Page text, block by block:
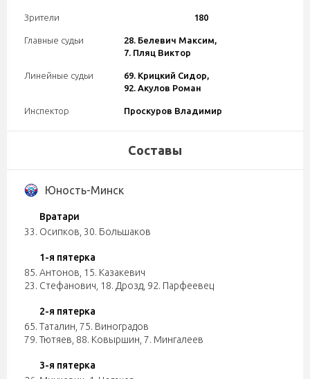
Зрители 180
Главные судьи
28. Белевич Максим,
7. Пляц Виктор
Линейные судьи
69. Крицкий Сидор,
92. Акулов Роман
Инспектор Проскуров Владимир
Составы
Юность-Минск
Вратари
33. Осипков 30. Большаков
1-я пятерка
85. Антонов 15. Казакевич
23. Стефанович 18. Дрозд 92. Парфеевец
2-я пятерка
65. Таталин 75. Виноградов
79. Тютяев 88. Ковыршин 7. Мингалеев
3-я пятерка